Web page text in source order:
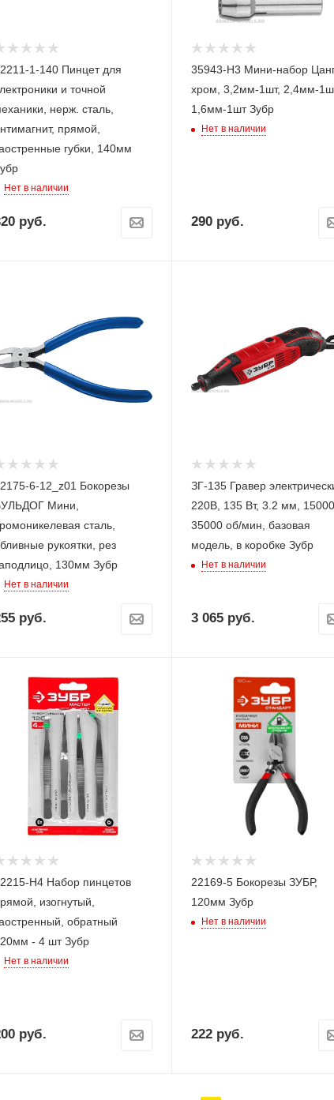
1-140 Пинцет для
и точной
нерж. сталь,
прямой,
губки, 140мм
Нет в наличии
руб.
35943-H3 Мини-набор
хром, 3,2мм-1шт, 2,4мм-
1,6мм-1шт Зубр
Нет в наличии
290 руб.
6-12_z01 Бокорезы
Мини,
сталь,
рукоятки, рез
130мм Зубр
Нет в наличии
руб.
ЗГ-135 Гравер
220В, 135 Вт, 3.2 мм,
35000 об/мин, базовая
модель, в коробке Зубр
Нет в наличии
3 065 руб.
H4 Набор пинцетов
изогнутый,
обратный
120мм - 4 шт Зубр
Нет в наличии
руб.
22169-5 Бокорезы ЗУБР,
120мм Зубр
Нет в наличии
222 руб.